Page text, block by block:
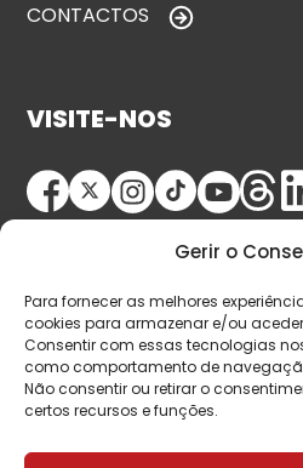
Gerir o
Para fornecer as melhores
cookies para armazenar e/ou
Consentir com essas tecnologias
como comportamento de
Não consentir ou retirar o
certos recursos e funções.
CONTACTOS
VISITE-NOS
© Copyright 2026 Saída de
direitos